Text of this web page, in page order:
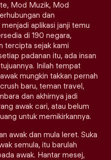
Mod Muzik, Mod
dan
aplikasi janji temu
di 190 negara,
tercipta sejak kami
padanan itu, ada insan
Inilah tempat
mungkin takkan pernah
baru, teman travel,
dan akhirnya jadi
awak cari, atau belum
untuk memikirkannya.
awak dan mula leret. Suka
semula, itu barulah
awak. Hantar mesej,